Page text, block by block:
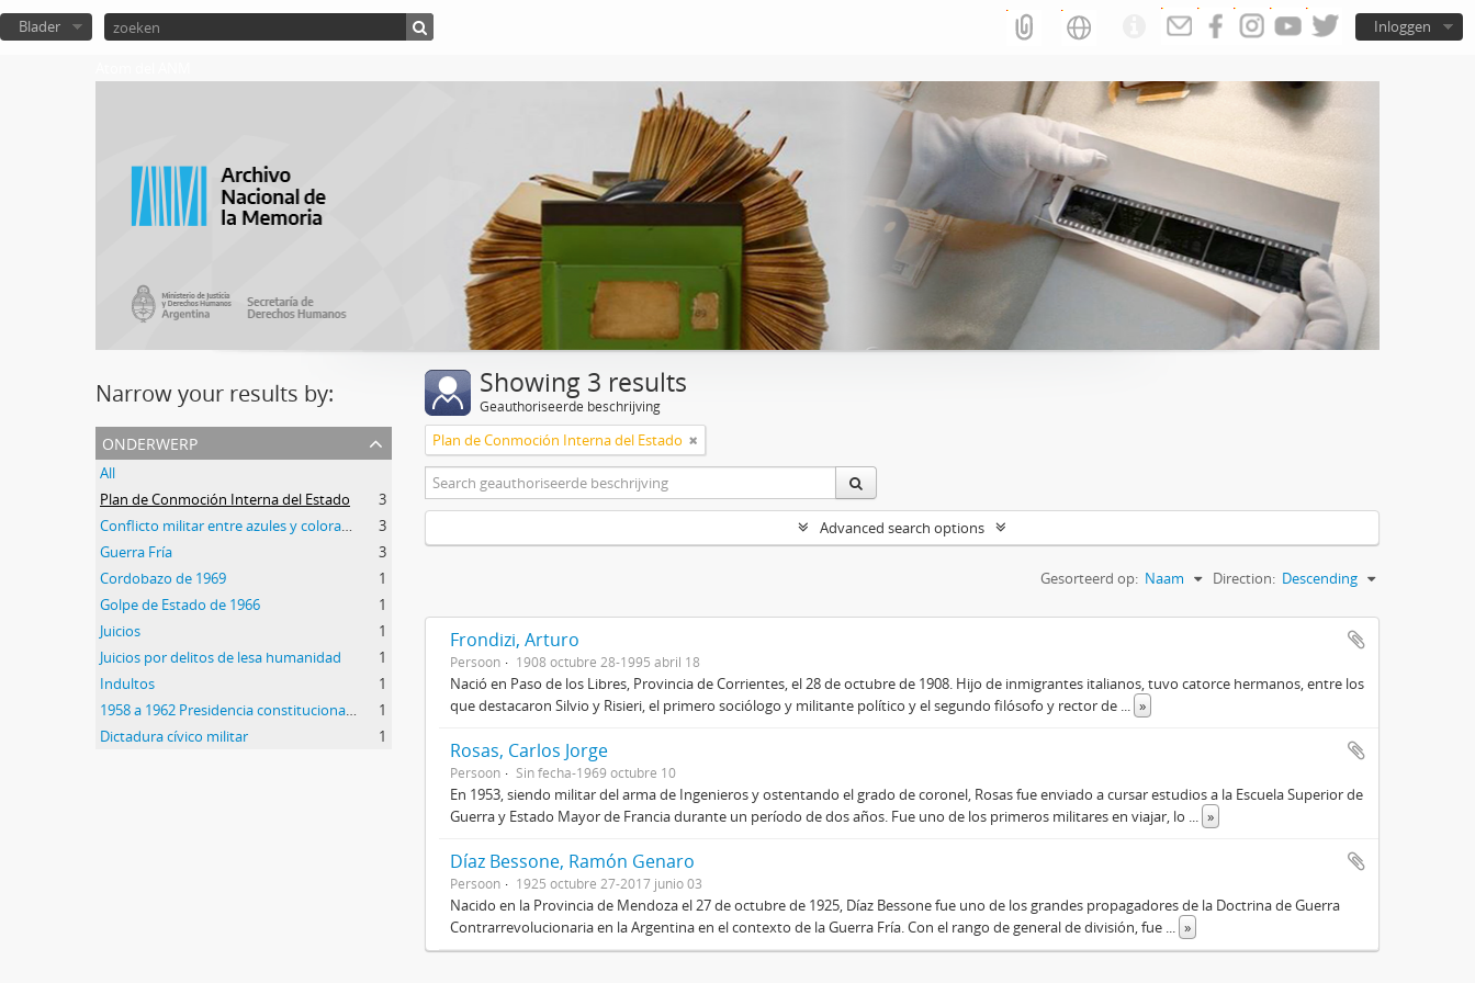
Inloggen
Blader
Narrow your results by:
onderwerp
All
Plan de Conmoción Interna del Estado
3
3
Guerra Fría
3
Cordobazo de 1969
1
Golpe de Estado de 1966
1
Juicios
1
Juicios por delitos de lesa humanidad
1
Indultos
1
1
Dictadura cívico militar
1
Showing 3 results
Geauthoriseerde beschrijving
Plan de Conmoción Interna del Estado
Advanced search options
Gesorteerd op: Naam Direction: Descending
Frondizi, Arturo
Persoon 1908 octubre 28-1995 abril 18
Nació en Paso de los Libres, Provincia de Corrientes, el 28 de octubre de 1908. Hijo de inmigrantes italianos, tuvo catorce hermanos, entre los
que destacaron Silvio y Risieri, el primero sociólogo y militante político y el segundo filósofo y rector de
»
Rosas, Carlos Jorge
Persoon Sin fecha-1969 octubre 10
En 1953, siendo militar del arma de Ingenieros y ostentando el grado de coronel, Rosas fue enviado a cursar estudios a la Escuela Superior de
Guerra y Estado Mayor de Francia durante un período de dos años. Fue uno de los primeros militares en viajar, lo
»
Díaz Bessone, Ramón Genaro
Persoon 1925 octubre 27-2017 junio 03
Nacido en la Provincia de Mendoza el 27 de octubre de 1925, Díaz Bessone fue uno de los grandes propagadores de la Doctrina de Guerra
Contrarrevolucionaria en la Argentina en el contexto de la Guerra Fría. Con el rango de general de división, fue
»